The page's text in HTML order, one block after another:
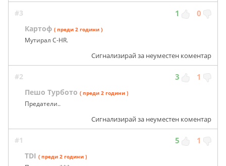
#3 1 0
Картоф ( преди 2 години )
Мутирал C-HR.
Сигнализирай за неуместен коментар
#2 3 1
Пешо Турбото ( преди 2 години )
Предатели..
Сигнализирай за неуместен коментар
#1 5 1
TDI ( преди 2 години )